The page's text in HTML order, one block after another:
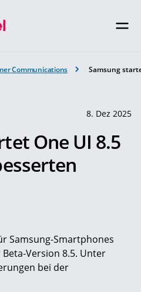
Communications Samsung
8. Dez 2025
One UI 8.5
Samsung-Smartphones
Version 8.5. Unter
bei der